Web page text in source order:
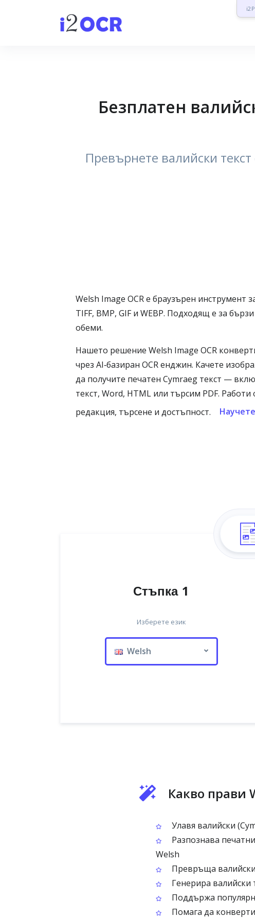
Безплатен
Превърнете валийски
Welsh Image OCR е браузърен инструмент
TIFF, BMP, GIF и WEBP. Подходящ е за
обеми.
Нашето решение Welsh Image OCR
чрез AI‑базиран OCR енджин. Качете
да получите печатен Cymraeg текст —
текст, Word, HTML или търсим PDF.
редакция, търсене и достъпност.
Стъпка 1
Изберете език
Welsh
Какво прави
Улавя валийски
Разпознава
Welsh
Превръща
Генерира валийски
Поддържа
Помага да